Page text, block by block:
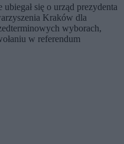
się o urząd prezydenta
Kraków dla
wyborach,
w referendum